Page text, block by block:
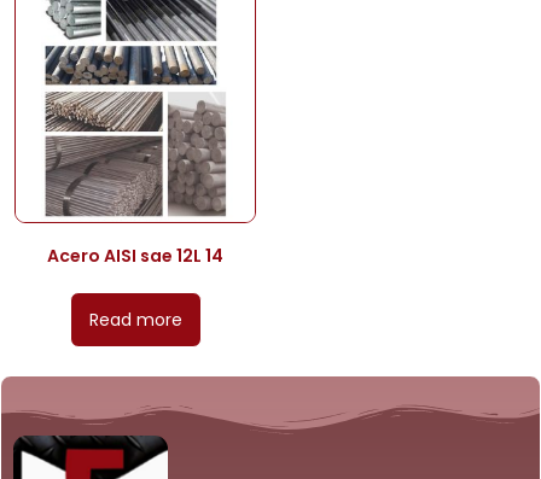
Acero AISI sae 12L 14
Read more